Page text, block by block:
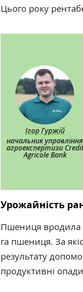
Цього року
Ігор Гуржій
начальник управління
агроекспертизи Credit
Agricole Bank
Урожайність
Пшениця вродила
га пшениця. За
результату
продуктивні